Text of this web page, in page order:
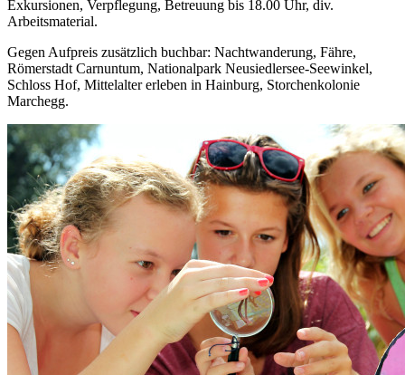
Exkursionen, Verpflegung, Betreuung bis 18.00 Uhr, div.
Arbeitsmaterial.
Gegen Aufpreis zusätzlich buchbar: Nachtwanderung, Fähre,
Römerstadt Carnuntum, Nationalpark Neusiedlersee-Seewinkel,
Schloss Hof, Mittelalter erleben in Hainburg, Storchenkolonie
Marchegg.